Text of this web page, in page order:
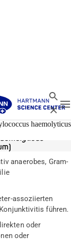
Suche
haemolyticus
anaerobes, Gram-
assoziierten
führen.
oder
oder